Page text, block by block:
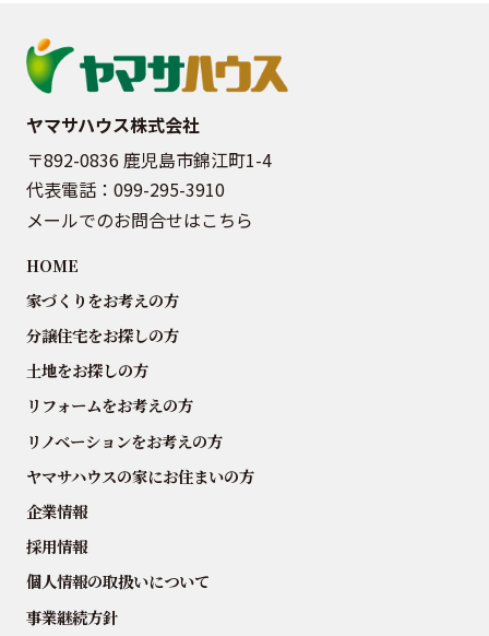
ヤマサハウス株式会社
〒892-0836 鹿児島市錦江町1-4
代表電話： 099-295-3910
メールでのお問合せはこちら
HOME
家づくりをお考えの方
分譲住宅をお探しの方
土地をお探しの方
リフォームをお考えの方
リノベーションをお考えの方
ヤマサハウスの家にお住まいの方
企業情報
採用情報
個人情報の取扱いについて
事業継続方針